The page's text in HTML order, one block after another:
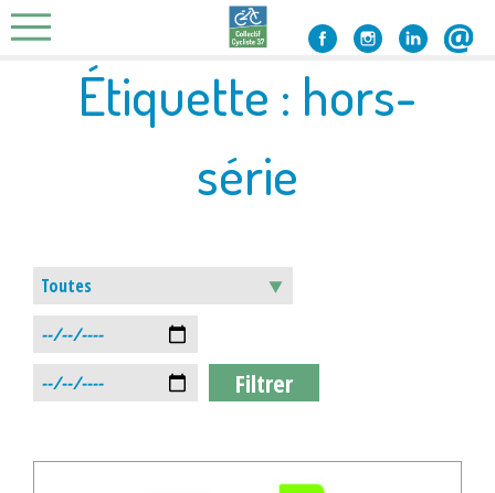
Skip
to
Étiquette : hors-
série